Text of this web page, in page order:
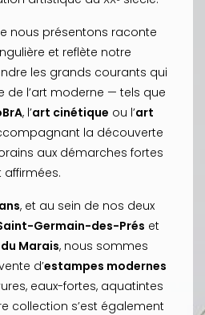
nous présentons raconte
et reflète notre
les grands courants qui
de l’art moderne — tels que
, l’art cinétique ou l’art
la découverte
aux démarches fortes
affirmées.
, et au sein de nos deux
Germain-des-Prés et
Marais, nous sommes
d’estampes modernes
eaux-fortes, aquatintes
collection s’est également